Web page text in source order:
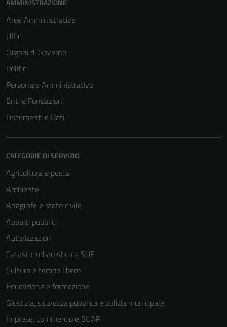
AMMINISTRAZIONE
Aree Amministrative
Uffici
Organi di Governo
Politici
Personale Amministrativo
Enti e Fondazioni
Documenti e Dati
CATEGORIE DI SERVIZIO
Agricoltura e pesca
Ambiente
Anagrafe e stato civile
Appalti pubblici
Autorizzazioni
Catasto, urbanistica e SUE
Cultura e tempo libero
Educazione e formazione
Giustizia, sicurezza pubblica e polizia municipale
Imprese, commercio e SUAP